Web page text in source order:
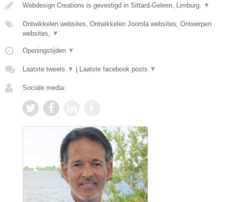
Webdesign Creations is gevestigd in Sittard-Geleen, Limburg. ▼
Ontwikkelen websites, Ontwikkelen Joomla websites, Ontwerpen
websites,
▼
Openingstijden ▼
Laatste tweets ▼ Laatste facebook posts ▼
Sociale media: